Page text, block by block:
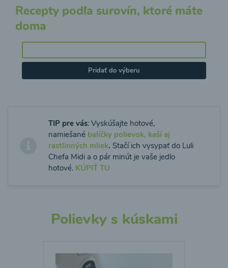
Recepty podľa surovín, ktoré máte
doma
Pridať do výberu
TIP pre vás: Vyskúšajte hotové,
namiešané balíčky polievok, kaší aj
rastlinných mliek. Stačí ich vysypať do Luli
Chefa Midi a o pár minút je vaše jedlo
hotové. KÚPIŤ TU
Polievky s kúskami